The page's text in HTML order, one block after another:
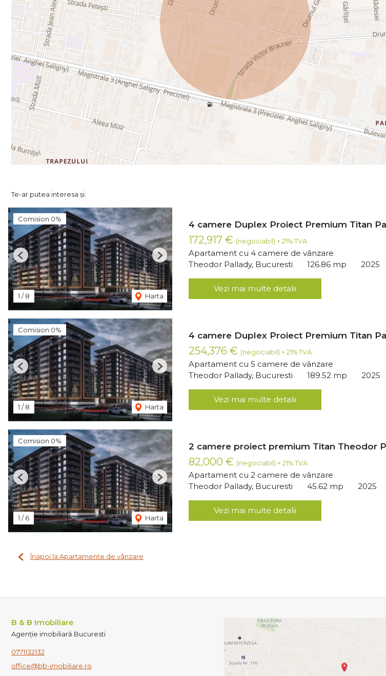
Te-ar putea interesa și:
Comision 0%
1 /8 Harta
Previous Next
4 camere Duplex Proiect Premium Titan
172,917 € (negociabil) + 21% TVA
Apartament cu 4 camere de vânzare
Theodor Pallady, Bucuresti
126.86 mp 2025
Vezi mai multe detalii
Comision 0%
1 /8 Harta
Previous Next
4 camere Duplex Proiect Premium Titan
254,376 € (negociabil) + 21% TVA
Apartament cu 5 camere de vânzare
Theodor Pallady, Bucuresti
189.52 mp 2025
Vezi mai multe detalii
Comision 0%
1 /6 Harta
Previous Next
2 camere proiect premium Titan Theodor
82,000 € (negociabil) + 21% TVA
Apartament cu 2 camere de vânzare
Theodor Pallady, Bucuresti
45.62 mp 2025
Vezi mai multe detalii
Înapoi la Apartamente de vânzare
B & B Imobiliare
Agenție imobiliară Bucuresti
0771132132
office@bb-imobiliare.ro